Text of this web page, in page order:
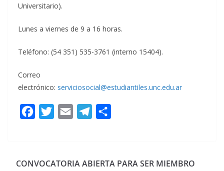
Universitario).
Lunes a viernes de 9 a 16 horas.
Teléfono: (54 351) 535-3761 (interno 15404).
Correo
electrónico: serviciosocial@estudiantiles.unc.edu.ar
CONVOCATORIA ABIERTA PARA SER MIEMBRO